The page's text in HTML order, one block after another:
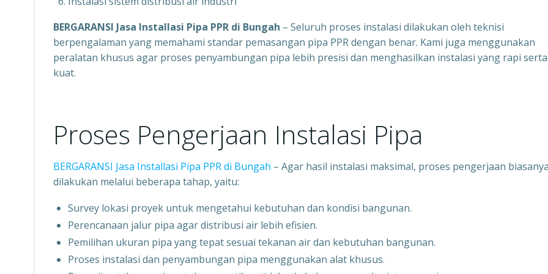
BERGARANSI Jasa Installasi Pipa PPR di Bungah – Seluruh proses instalasi dilakukan oleh teknisi
berpengalaman yang memahami standar pemasangan pipa PPR dengan benar. Kami juga menggunakan
peralatan khusus agar proses penyambungan pipa lebih presisi dan menghasilkan instalasi yang rapi serta
kuat.
Proses Pengerjaan Instalasi Pipa
BERGARANSI Jasa Installasi Pipa PPR di Bungah – Agar hasil instalasi maksimal, proses pengerjaan
dilakukan melalui beberapa tahap, yaitu:
Survey lokasi proyek untuk mengetahui kebutuhan dan kondisi bangunan.
Perencanaan jalur pipa agar distribusi air lebih efisien.
Pemilihan ukuran pipa yang tepat sesuai tekanan air dan kebutuhan bangunan.
Proses instalasi dan penyambungan pipa menggunakan alat khusus.